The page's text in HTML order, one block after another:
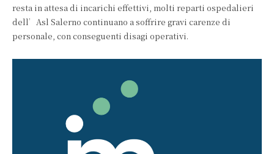
resta in attesa di incarichi effettivi, molti reparti ospedalieri
dell’Asl Salerno continuano a soffrire gravi carenze di
personale, con conseguenti disagi operativi.